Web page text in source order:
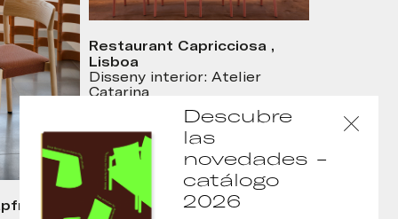
Restaurant Capricciosa ,
Lisboa
Disseny interior: Atelier
Catarina
Foto: J.G. Photography
Descubre
las
novedades -
catálogo
2026